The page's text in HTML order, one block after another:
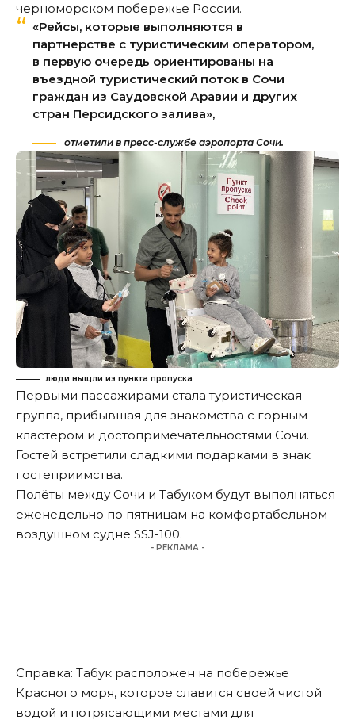
черноморском побережье России.
«Рейсы, которые выполняются в
партнерстве с туристическим оператором,
в первую очередь ориентированы на
въездной туристический поток в Сочи
граждан из Саудовской Аравии и других
стран Персидского залива»,
отметили в пресс-службе аэропорта Сочи.
люди выщли из пункта пропуска
Первыми пассажирами стала туристическая
группа, прибывшая для знакомства с горным
кластером и достопримечательностями Сочи.
Гостей встретили сладкими подарками в знак
гостеприимства.
Полёты между Сочи и Табуком будут выполняться
еженедельно по пятницам на комфортабельном
воздушном судне SSJ-100.
- РЕКЛАМА -
Справка: Табук расположен на побережье
Красного моря, которое славится своей чистой
водой и потрясающими местами для